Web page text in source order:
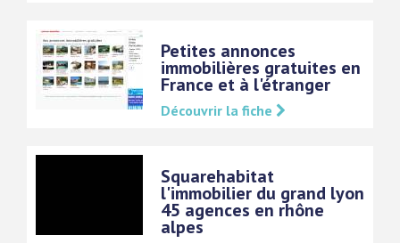
Petites annonces
immobilières gratuites en
France et à l'étranger
Découvrir la fiche
Squarehabitat
l'immobilier du grand lyon
45 agences en rhône
alpes